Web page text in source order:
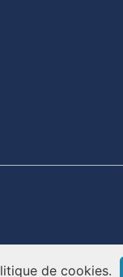
de cookies.